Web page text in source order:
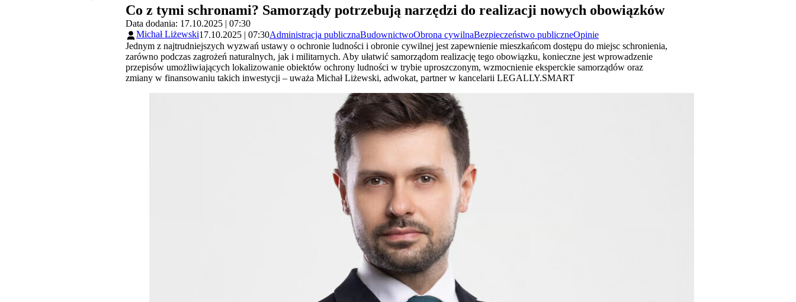
Co z tymi schronami? Samorządy potrzebują narzędzi do realizacji nowych obowiązków
Data dodania: 17.10.2025 | 07:30
Michał Liżewski17.10.2025 | 07:30Administracja publicznaBudownictwoObrona cywilnaBezpieczeństwo publiczneOpinie
Jednym z najtrudniejszych wyzwań ustawy o ochronie ludności i obronie cywilnej jest zapewnienie mieszkańcom dostępu do miejsc schronienia,
zarówno podczas zagrożeń naturalnych, jak i militarnych. Aby ułatwić samorządom realizację tego obowiązku, konieczne jest wprowadzenie
przepisów umożliwiających lokalizowanie obiektów ochrony ludności w trybie uproszczonym, wzmocnienie eksperckie samorządów oraz
zmiany w finansowaniu takich inwestycji – uważa Michał Liżewski, adwokat, partner w kancelarii LEGALLY.SMART